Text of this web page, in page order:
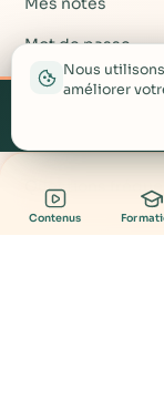
Contenus
Nous
améliorer
Mot de passe
Nous contacter
Questions
Créez votre